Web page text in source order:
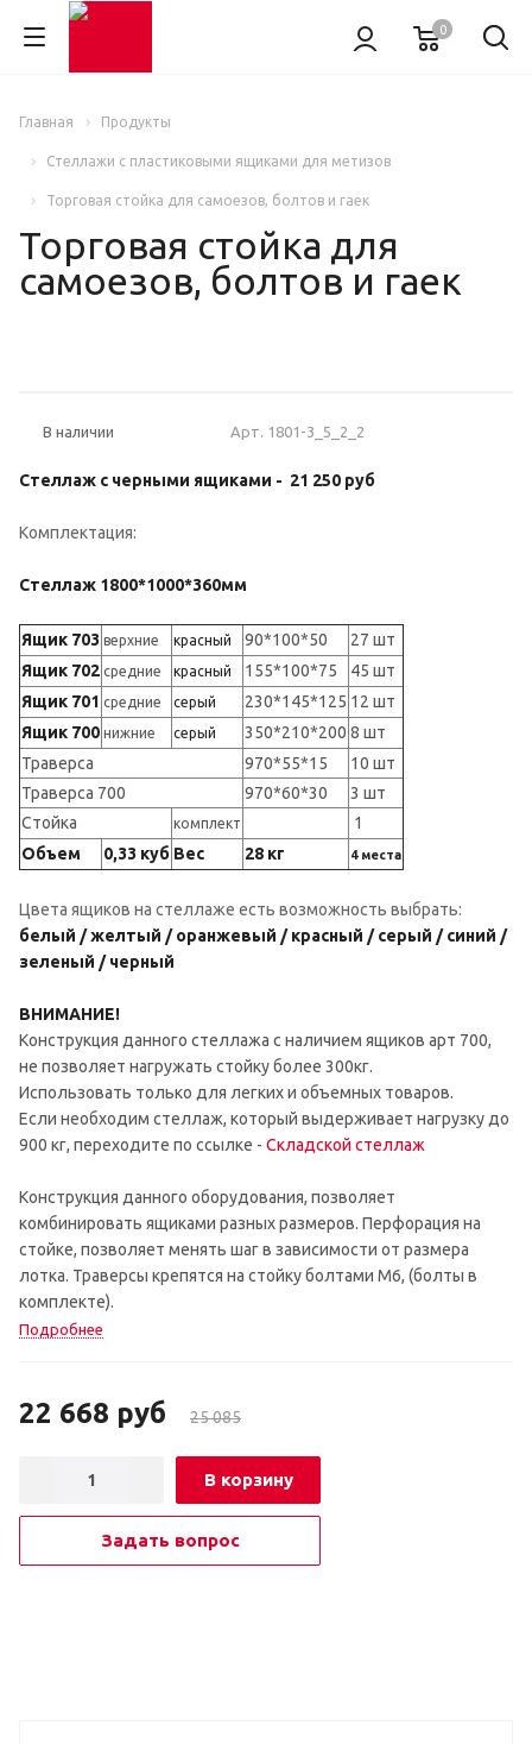
0
Главная Продукты
Стеллажи с пластиковыми ящиками для метизов
Торговая стойка для самоезов, болтов и гаек
Торговая стойка для
самоезов, болтов и гаек
В наличии Арт. 1801-3_5_2_2
Стеллаж с черными ящиками - 21 250 руб
Комплектация:
Стеллаж 1800*1000*360мм
Ящик 703 верхние красный 90*100*50
27 шт
Ящик 702 средние красный 155*100*75
45 шт
Ящик 701 средние серый 230*145*125 12 шт
Ящик 700 нижние серый 350*210*200 8 шт
Траверса
970*55*15
10 шт
Траверса 700
970*60*30
3 шт
Стойка
комплект
1
Объем
0,33 куб Вес 28 кг 4 места
Цвета ящиков на стеллаже есть возможность выбрать:
белый / желтый / оранжевый / красный / серый / синий /
зеленый / черный
ВНИМАНИЕ!
Конструкция данного стеллажа с наличием ящиков арт 700,
не позволяет нагружать стойку более 300кг.
Использовать только для легких и объемных товаров.
Если необходим стеллаж, который выдерживает нагрузку до
900 кг, переходите по ссылке - Складской стеллаж
Конструкция данного оборудования, позволяет
комбинировать ящиками разных размеров. Перфорация на
стойке, позволяет менять шаг в зависимости от размера
лотка. Траверсы крепятся на стойку болтами М6, (болты в
комплекте).
Подробнее
22 668 руб 25 085
В корзину
Задать вопрос